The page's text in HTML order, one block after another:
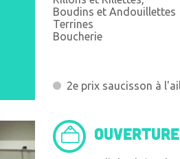
Boudins et Andouillettes
Terrines
Boucherie
2e prix saucisson à
OUVERTURE